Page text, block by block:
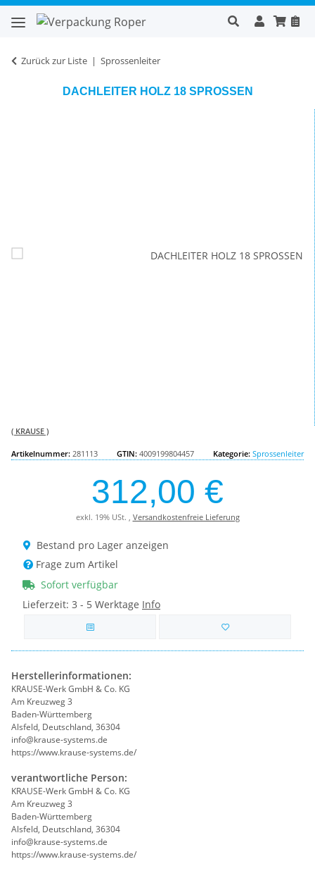
Zurück zur Liste Sprossenleiter
DACHLEITER HOLZ 18 SPROSSEN
( KRAUSE )
Artikelnummer: 281113 GTIN: 4009199804457 Kategorie: Sprossenleiter
312,00 €
exkl. 19% USt. , Versandkostenfreie Lieferung
Bestand pro Lager anzeigen
Frage zum Artikel
Sofort verfügbar
Lieferzeit: 3 - 5 Werktage Info
Herstellerinformationen:
KRAUSE-Werk GmbH & Co. KG
Am Kreuzweg 3
Baden-Württemberg
Alsfeld, Deutschland, 36304
info@krause-systems.de
https://www.krause-systems.de/
verantwortliche Person:
KRAUSE-Werk GmbH & Co. KG
Am Kreuzweg 3
Baden-Württemberg
Alsfeld, Deutschland, 36304
info@krause-systems.de
https://www.krause-systems.de/